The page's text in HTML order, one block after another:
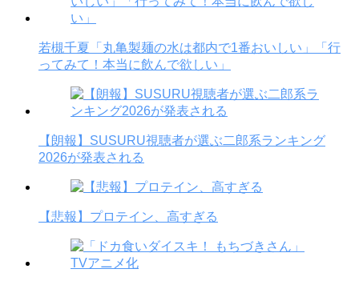
若槻千夏「丸亀製麺の水は都内で1番おいしい」「行
ってみて！本当に飲んで欲しい」
【朗報】SUSURU視聴者が選ぶ二郎系ランキング
2026が発表される
【悲報】プロテイン、高すぎる